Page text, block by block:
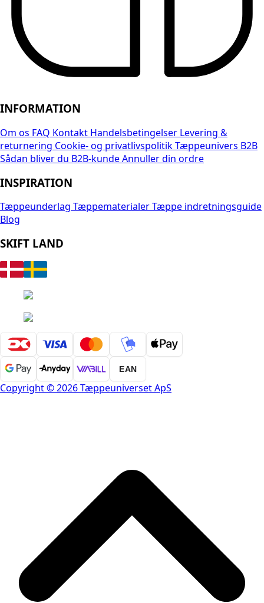
INFORMATION
Om os FAQ Kontakt Handelsbetingelser Levering &
returnering Cookie- og privatlivspolitikTæppeunivers B2B
Sådan bliver du B2B-kundeAnnuller din ordre
INSPIRATION
Tæppeunderlag TæppematerialerTæppe indretningsguide
Blog
SKIFT LAND
EAN
Copyright © 2026 Tæppeuniverset ApS